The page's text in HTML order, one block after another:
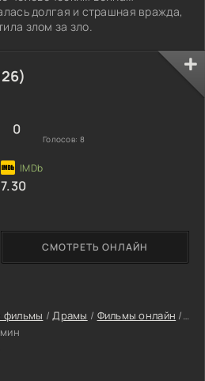
долгая и страшная вражда,
злом за зло.
фильмы /Драмы / Фильмы онлайн /
СМОТРЕТЬ ОНЛАЙН
0
Голосов: 8
7.30